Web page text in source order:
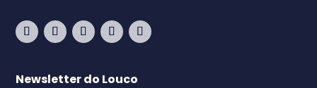
Newsletter do Louco